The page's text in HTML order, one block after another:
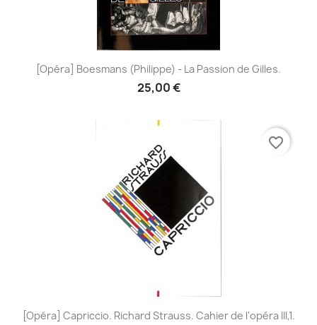
[Opéra] Boesmans (Philippe) - La Passion de Gilles.
25,00 €
[Opéra] Capriccio. Richard Strauss. Cahier de l'opéra III,1.
favorite_border